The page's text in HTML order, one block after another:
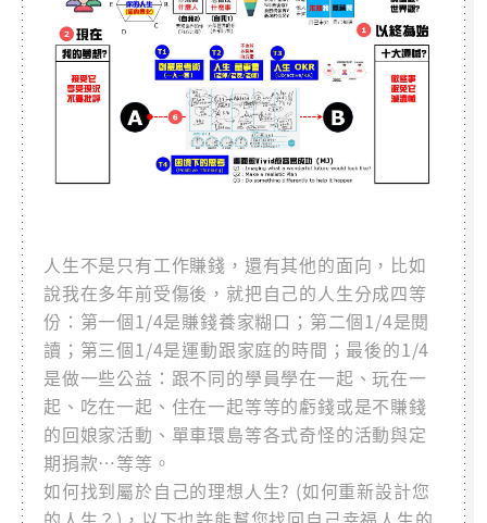
人生不是只有工作賺錢，還有其他的面向，比如
說我在多年前受傷後，就把自己的人生分成四等
份：第一個1/4是賺錢養家糊口；第二個1/4是閱
讀；第三個1/4是運動跟家庭的時間；最後的1/4
是做一些公益：跟不同的學員學在一起、玩在一
起、吃在一起、住在一起等等的虧錢或是不賺錢
的回娘家活動、單車環島等各式奇怪的活動與定
期捐款…等等。
如何找到屬於自己的理想人生? (如何重新設計您